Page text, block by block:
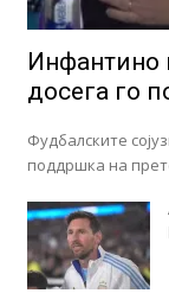
Инфантино
досега го
Фудбалските
поддршка на